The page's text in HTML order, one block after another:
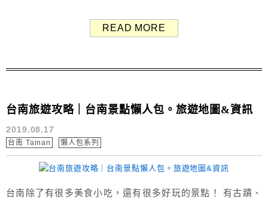
店 Minzu Nabeyaki Noodle Shop 號稱「台南最古老、最
READ MORE
台南旅遊攻略｜台南景點懶人包。旅遊地圖&資訊
2019.08.17
台南 Tainan 懶人包系列
台南除了有很多美食小吃，還有很多好玩的景點！ 有古蹟、